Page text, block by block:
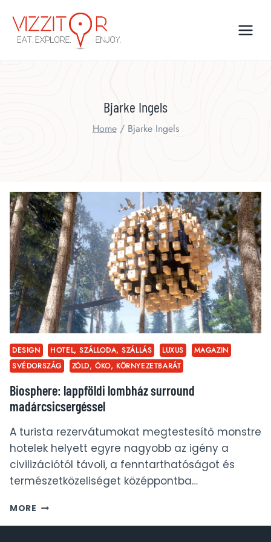
content
Bjarke Ingels
Home / Bjarke Ingels
DESIGN HOTEL, SZÁLLODA, SZÁLLÁS LUXUS
MAGAZIN
SVÉDORSZÁG
ZÖLD, ÖKO, KÖRNYEZETBARÁT
Biosphere: lappföldi lombház surround
madárcsicsergéssel
A turista rezervátumokat megtestesítő monstre
hotelek helyett egyre nagyobb az igény a
civilizációtól távoli, a fenntarthatóságot és
természetközeliséget középpontba…
MORE BIOSPHERE: